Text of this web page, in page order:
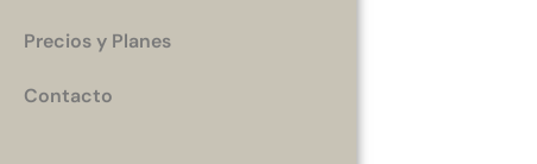
Precios y Planes
Contacto